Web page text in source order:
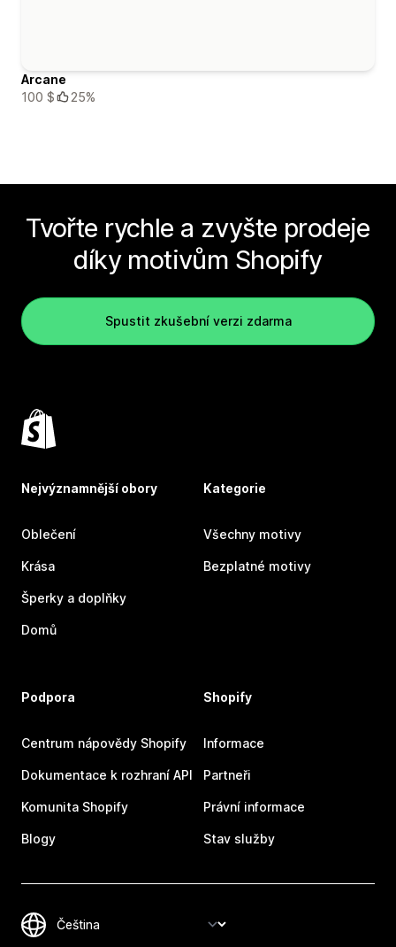
Arcane
100 $
25%
Tvořte rychle a zvyšte prodeje
díky motivům Shopify
Spustit zkušební verzi zdarma
Nejvýznamnější obory
Oblečení
Krása
Šperky a doplňky
Domů
Kategorie
Všechny motivy
Bezplatné motivy
Podpora
Centrum nápovědy Shopify
Dokumentace k rozhraní API
Komunita Shopify
Blogy
Shopify
Informace
Partneři
Právní informace
Stav služby